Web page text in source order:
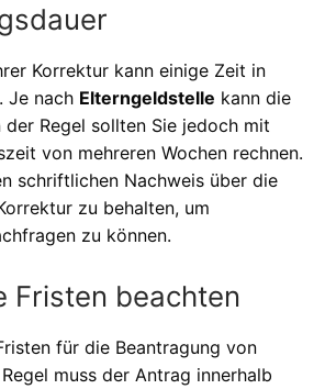
Korrektur kann einige Zeit in
Je nach Elterngeldstelle kann die
der Regel sollten Sie jedoch mit
von mehreren Wochen rechnen.
schriftlichen Nachweis über die
zu behalten, um
zu können.
Fristen beachten
für die Beantragung von
muss der Antrag innerhalb